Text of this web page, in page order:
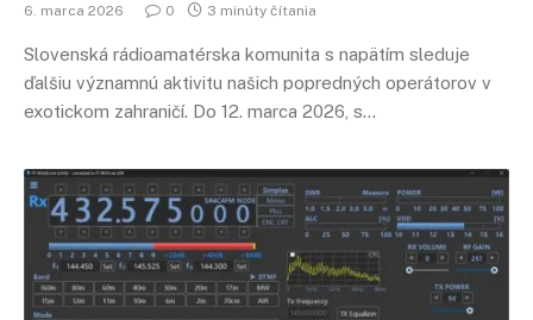
6. marca 2026 0 3 minúty čítania
Slovenská rádioamatérska komunita s napätím sleduje
ďalšiu významnú aktivitu našich popredných operátorov v
exotickom zahraničí. Do 12. marca 2026, s…